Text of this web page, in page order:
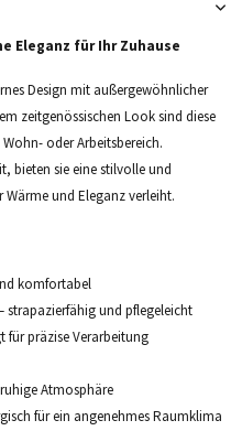
Eleganz für Ihr Zuhause
Design mit außergewöhnlicher
zeitgenössischen Look sind diese
oder Arbeitsbereich.
bieten sie eine stilvolle und
und Eleganz verleiht.
komfortabel
strapazierfähig und pflegeleicht
für präzise Verarbeitung
Atmosphäre
für ein angenehmes Raumklima